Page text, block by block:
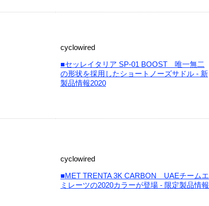
cyclowired
■セッレイタリア SP-01 BOOST 唯一無二
の形状を採用したショートノーズサドル - 新
製品情報2020
cyclowired
■MET TRENTA 3K CARBON UAEチームエ
ミレーツの2020カラーが登場 - 限定製品情報